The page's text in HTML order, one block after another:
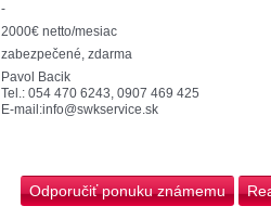
-
2000€ netto/mesiac
zabezpečené, zdarma
Pavol Bacik
Tel.: 054 470 6243, 0907 469 425
E-mail:info@swkservice.sk